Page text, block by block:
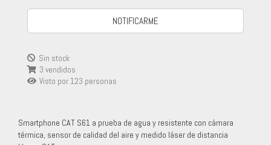
NOTIFICARME
Sin stock
3 vendidos
Visto por 123 personas
Smartphone CAT S61 a prueba de agua y resistente con cámara
térmica, sensor de calidad del aire y medido láser de distancia